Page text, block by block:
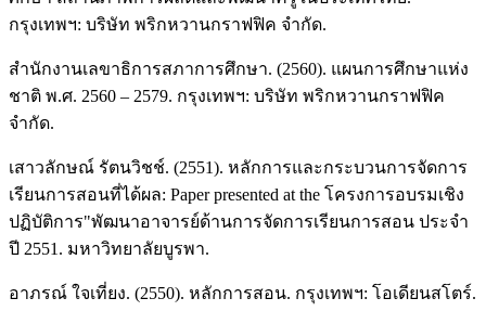
กรุงเทพฯ: บริษัท พริกหวานกราฟฟิค จำกัด.
สำนักงานเลขาธิการสภาการศึกษา. (2560). แผนการศึกษาแห่ง
ชาติ พ.ศ. 2560 – 2579. กรุงเทพฯ: บริษัท พริกหวานกราฟฟิค
จำกัด.
เสาวลักษณ์ รัตนวิชช์. (2551). หลักการและกระบวนการจัดการ
เรียนการสอนที่ได้ผล: Paper presented at the โครงการอบรมเชิง
ปฏิบัติการ"พัฒนาอาจารย์ด้านการจัดการเรียนการสอน ประจำ
ปี 2551. มหาวิทยาลัยบูรพา.
อาภรณ์ ใจเที่ยง. (2550). หลักการสอน. กรุงเทพฯ: โอเดียนสโตร์.